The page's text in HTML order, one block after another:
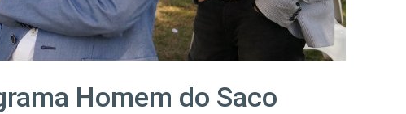
Homem do Saco